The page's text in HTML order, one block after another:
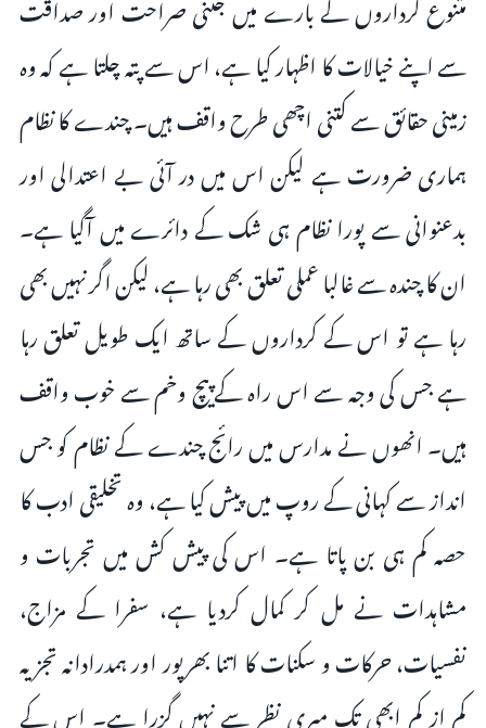
سے اپنے خیالات کا اظہار کیا ہے، اس سے پتہ چلتا ہے کہ وہ
زمینی حقائق سے کتنی اچھی طرح واقف ہیں۔ چندے کا نظام
ہماری ضرورت ہے لیکن اس میں در آئی بے اعتدالی اور
بدعنوانی سے پورا نظام ہی شک کے دائرے میں آگیا ہے۔
ان کا چندہ سے غالبا عملی تعلق بھی رہا ہے، لیکن اگر نہیں بھی
رہا ہے تو اس کے کرداروں کے ساتھ ایک طویل تعلق رہا
ہے جس کی وجہ سے اس راہ کے پیچ وخم سے خوب واقف
ہیں۔ انھوں نے مدارس میں رائج چندے کے نظام کو جس
انداز سے کہانی کے روپ میں پیش کیا ہے، وہ تخلیقی ادب کا
حصہ کم ہی بن پاتا ہے۔ اس کی پیش کش میں تجربات و
مشاہدات نے مل کر کمال کردیا ہے، سفرا کے مزاج،
نفسیات، حرکات و سکنات کا اتنا بھرپور اور ہمدرادانہ تجزیہ
کم از کم ابھی تک میری نظر سے نہیں گزرا ہے۔ اس کے